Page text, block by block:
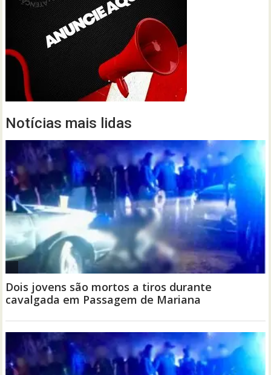
Notícias mais lidas